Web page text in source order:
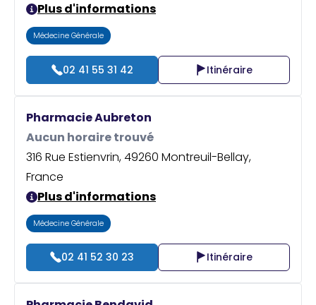
Plus d'informations
Médecine Générale
02 41 55 31 42 Itinéraire
Pharmacie Aubreton
Aucun horaire trouvé
316 Rue Estienvrin, 49260 Montreuil-Bellay,
France
Plus d'informations
Médecine Générale
02 41 52 30 23 Itinéraire